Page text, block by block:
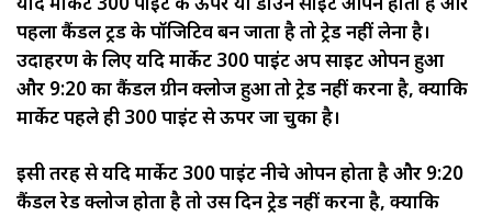
पहला कैंडल ट्रेंड के पॉजिटिव बन जाता है तो ट्रेड नहीं लेना है।
उदाहरण के लिए यदि मार्केट 300 पाइंट अप साइट ओपन हुआ
और 9:20 का कैंडल ग्रीन क्लोज हुआ तो ट्रेड नहीं करना है, क्योंकि
मार्केट पहले ही 300 पाइंट से ऊपर जा चुका है।
इसी तरह से यदि मार्केट 300 पाइंट नीचे ओपन होता है और 9:20
कैंडल रेड क्लोज होता है तो उस दिन ट्रेड नहीं करना है, क्योंकि